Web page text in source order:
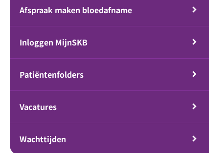
Afspraak maken bloedafname
Inloggen MijnSKB
Patiëntenfolders
Vacatures
Wachttijden